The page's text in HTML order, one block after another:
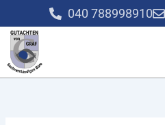
Inhalt
springen
040 788998910